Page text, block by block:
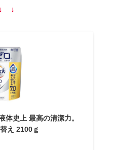
↓
体史上 最高の清潔力。
え 2100ｇ